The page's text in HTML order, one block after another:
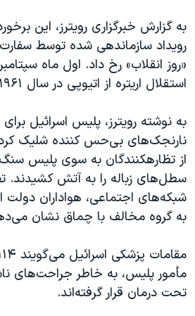
چهل سال گروگان‌گیری
قانون شفافیت دارائی کادر رهبری ایران
اعتراضات مردمی آبان ۹۸
نرگس محمدی برنده جایزه نوبل صلح
همایش محافظه‌کاران آمریکا «سی‌پک»
صفحه‌های ویژه
سفر پرزیدنت ترامپ به چین
به گزارش خبرگزاری رویترز، این
رویداد سازماندهی شده توسط سفارت
«روز انقلاب» رخ داد. اول ماه
استقلال اریتره از اتیوپی در سال ۱۹۶۱ میلادی است.
به نوشته رویترز، پلیس اسرائیل
نارنجک‌های بی‌حس کننده شلیک
از تظارهکنندگان به سوی پلیس
سطل‌های زباله را به آتش کشیدند.
شبکه‌های اجتماعی، هواداران دولت
به گروه مخالف با چماق نشان
مأمور پلیس، به خاطر جراحت‌های
تحت درمان قرار گرفته‌اند.